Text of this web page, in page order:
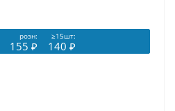
розн: ≥15шт:
155 ₽ 140 ₽